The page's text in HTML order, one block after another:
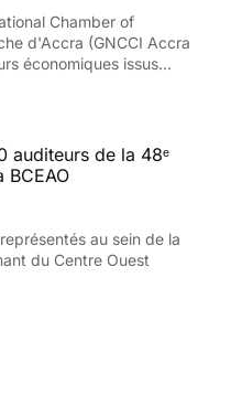
Chamber of
d'Accra (GNCCI Accra
économiques issus...
auditeurs de la 48ᵉ
BCEAO
au sein de la
du Centre Ouest